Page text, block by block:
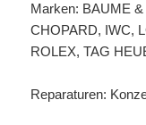
Marken: BAUME
CHOPARD, IWC,
ROLEX, TAG
Reparaturen: